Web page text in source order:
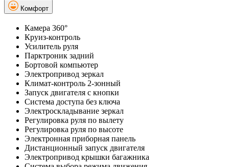
Комфорт
Камера 360°
Круиз-контроль
Усилитель руля
Парктроник задний
Бортовой компьютер
Электропривод зеркал
Климат-контроль 2-зонный
Запуск двигателя с кнопки
Система доступа без ключа
Электроскладывание зеркал
Регулировка руля по вылету
Регулировка руля по высоте
Электронная приборная панель
Дистанционный запуск двигателя
Электропривод крышки багажника